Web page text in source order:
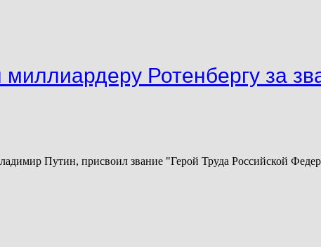
Ротенбергу за
Путин, присвоил звание "Герой Труда Российской